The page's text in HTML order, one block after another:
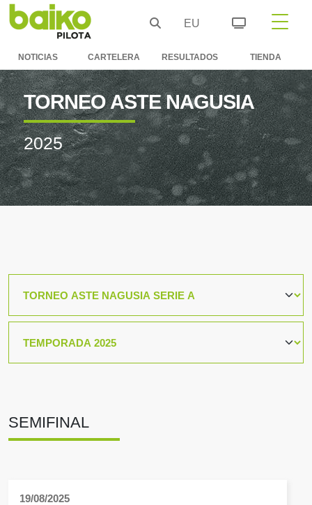
EU
NOTICIAS CARTELERA RESULTADOS TIENDA
TORNEO ASTE NAGUSIA
2025
SEMIFINAL
19/08/2025